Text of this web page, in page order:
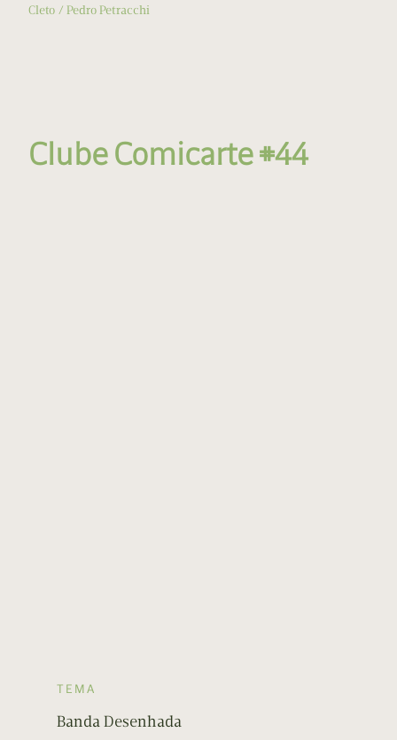
Cleto
Pedro Petracchi
Clube Comicarte #44
TEMA
Banda Desenhada